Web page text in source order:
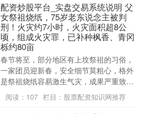
配资炒股平台_实盘交易系统说明 父
女祭祖烧纸，75岁老东说念主被判
刑！火灾约7小时，火灾面积超8公
顷，组成火灾罪，已补种枫香、青冈
栎约80亩
春节将至，部分地区有上坟祭祖的习俗，
一家团员迎新春，安全细节莫粗心，格外
是祭祖烧纸容易激生气灾，成果严重致使
会波及违章。近日，湖北省鄂州市梁子湖
区东说念主民法院....
阅读： 107 栏目： 股票配资知识网推荐